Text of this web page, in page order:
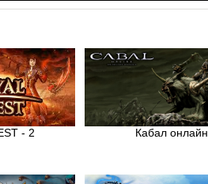
- 2 Кабал онлайн